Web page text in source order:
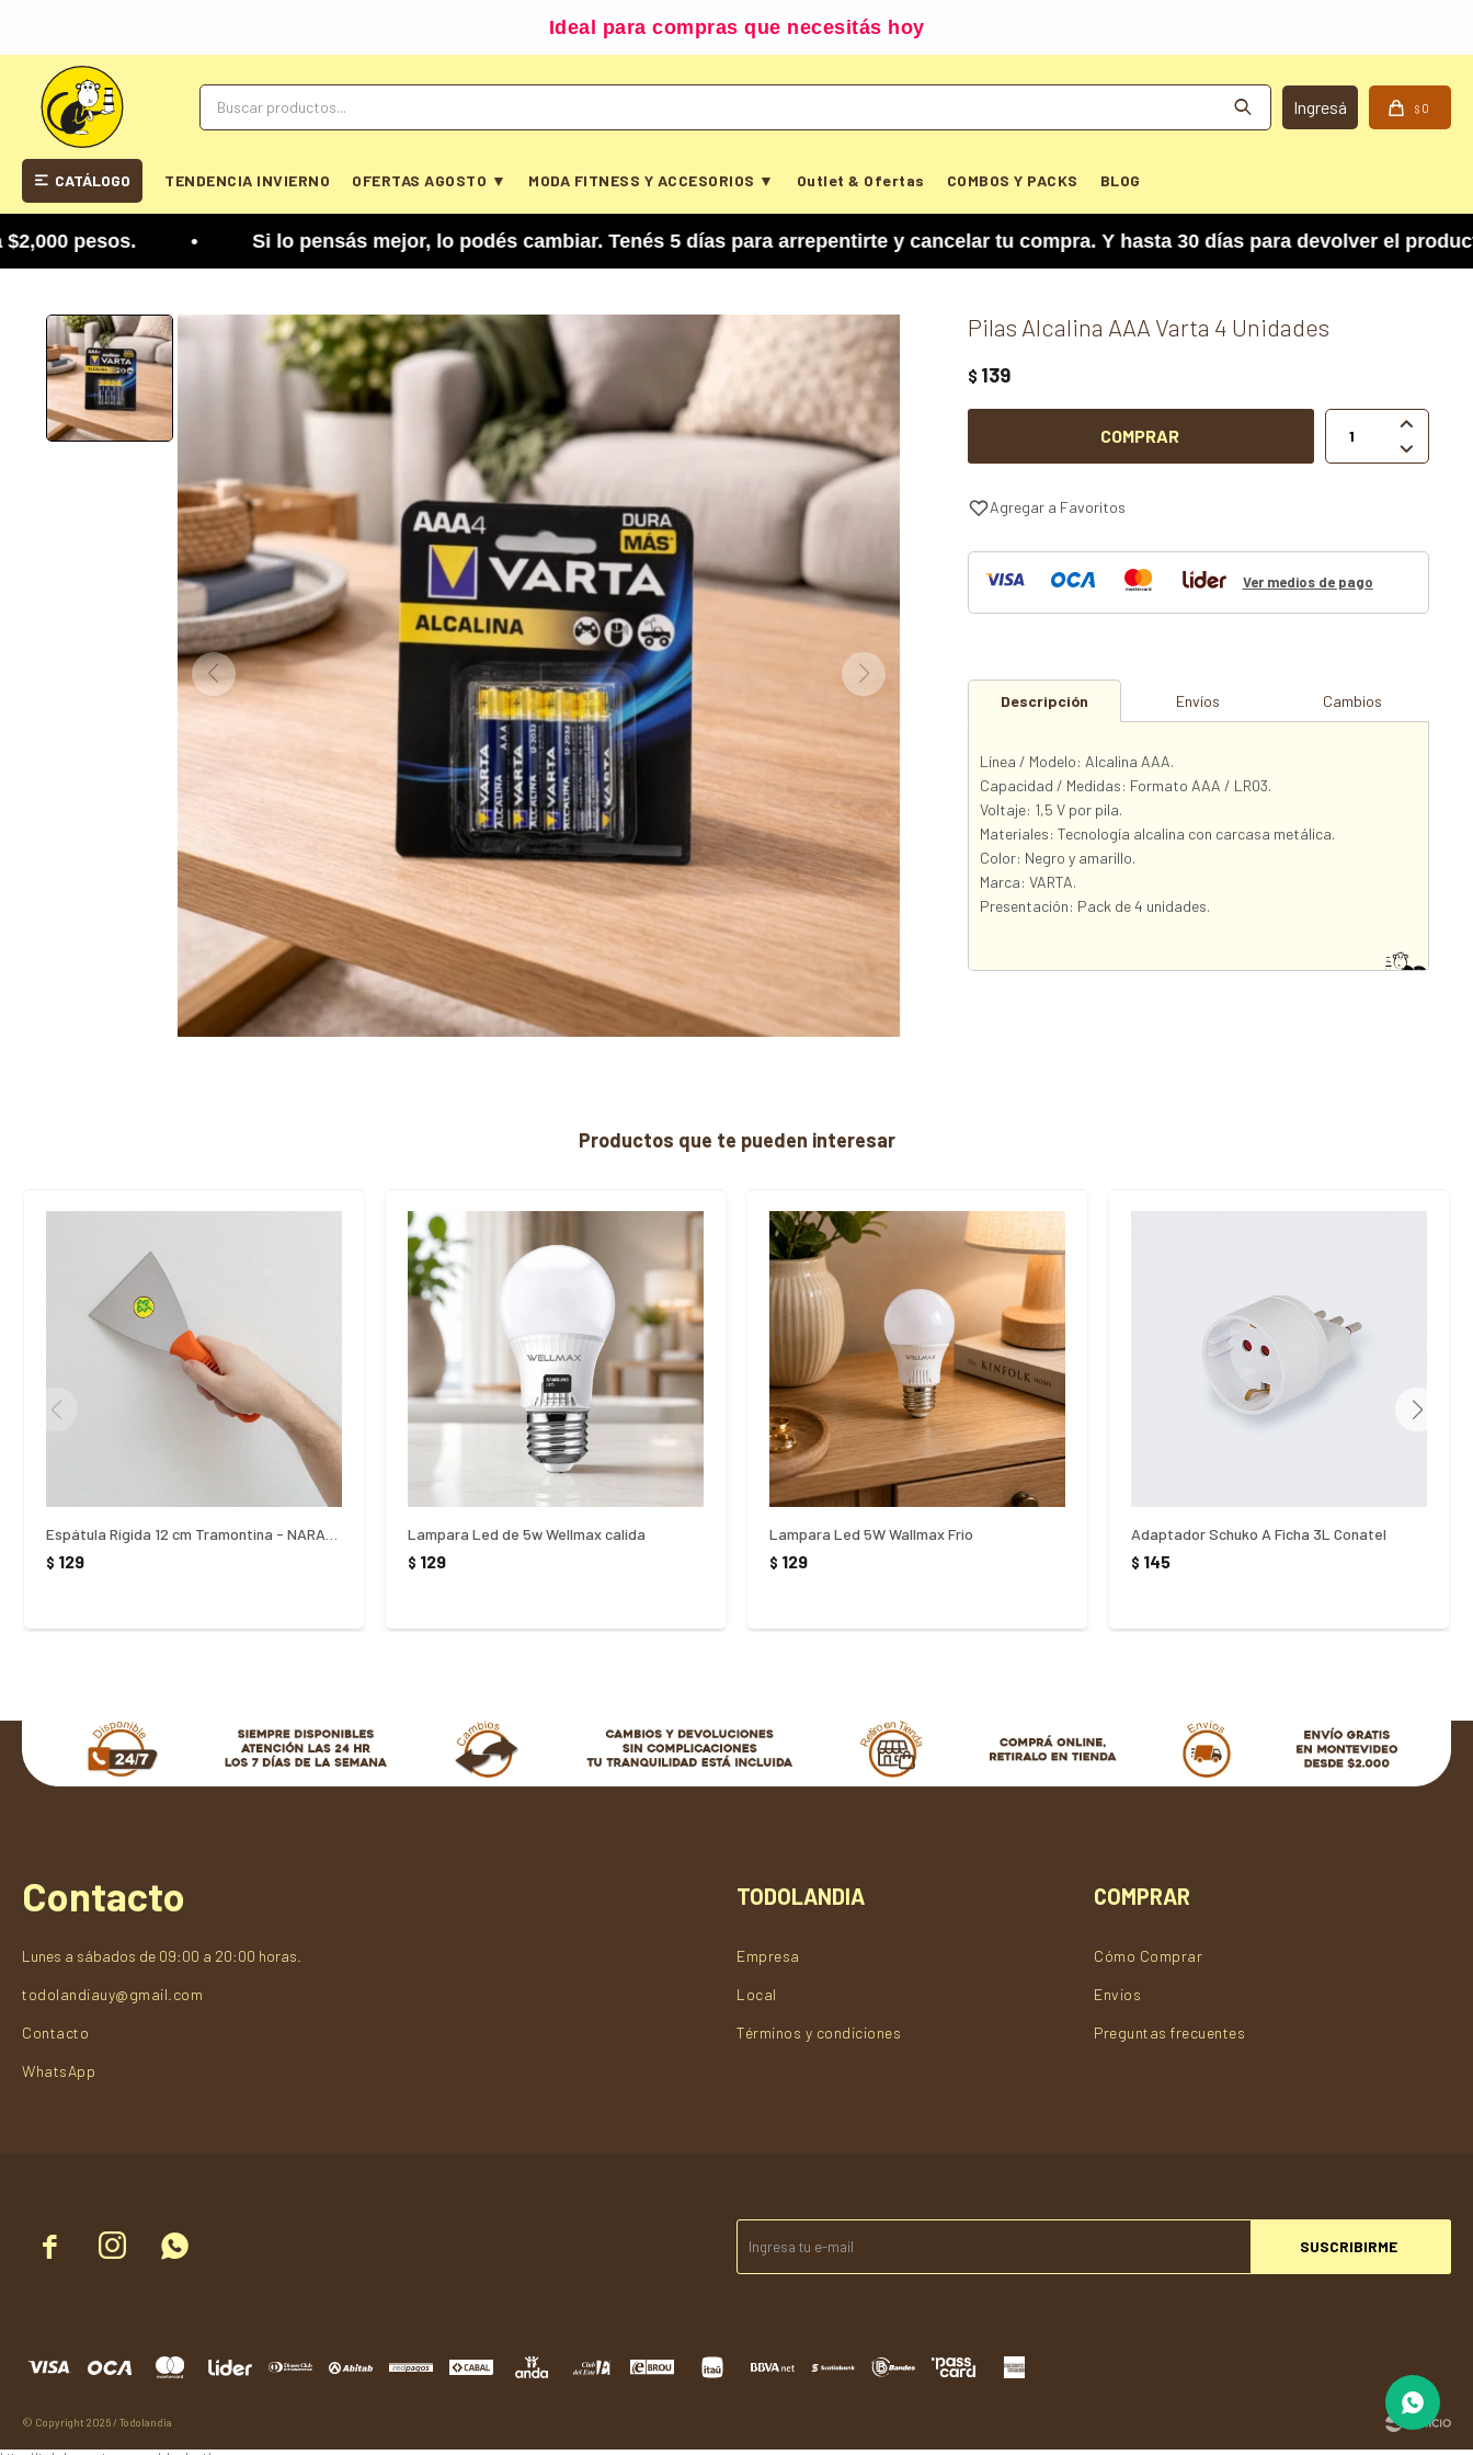
Ideal para compras que necesitás hoy
CATÁLOGO TENDENCIA INVIERNO OFERTAS AGOSTO ▼ MODA FITNESS Y ACCESORIOS ▼ Outlet & Ofertas COMBOS Y PACKS BLOG
$ 0
pesos. • Si lo pensás mejor, lo podés cambiar. Tenés 5 días para arrepentirte y cancelar tu compra. Y hasta 30 días para devolver el
Pilas Alcalina AAA Varta 4 Unidades
$ 139
COMPRAR


Ver medios de pago
Descripción Envíos Cambios
Línea / Modelo: Alcalina AAA.
Capacidad / Medidas: Formato AAA / LR03.
Voltaje: 1,5 V por pila.
Materiales: Tecnología alcalina con carcasa metálica.
Color: Negro y amarillo.
Marca: VARTA.
Presentación: Pack de 4 unidades.
Productos que te pueden interesar
$ 129
Lampara Led de 5w Wellmax calida
$ 129
Lampara Led 5W Wallmax Frio
$ 129
Adaptador Schuko A Ficha 3L Conatel
$ 145
   SUSCRIBIRME
Contacto
Lunes a sábados de 09:00 a 20:00 horas.
todolandiauy@gmail.com
Contacto
WhatsApp
TODOLANDIA
Empresa
Local
Términos y condiciones
COMPRAR
Cómo Comprar
Envios
Preguntas frecuentes
© Copyright 2026 / Todolandia